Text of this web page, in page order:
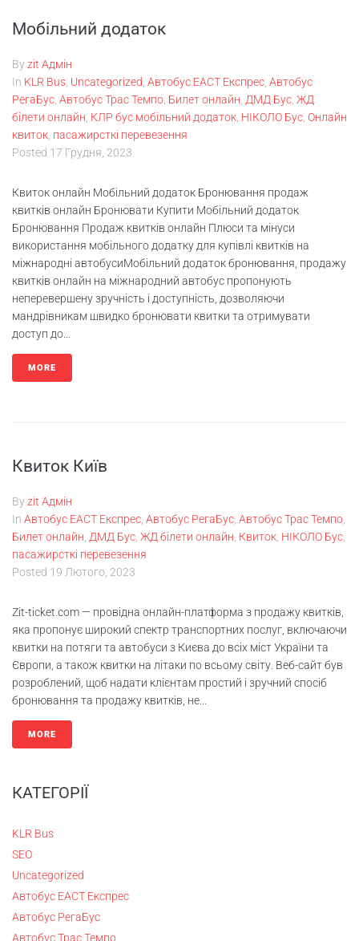
Мобільний додаток
Byzit Адмін
In KLR Bus Uncategorized Автобус ЕАСТ Експрес Автобус
РегаБус Автобус Трас Темпо Билет онлайн ДМД Бус ЖД
білети онлайн КЛР бус мобільний додаток НІКОЛО Бус Онлайн
квиток пасажирсткі перевезення
Posted 17 Грудня, 2023
Квиток онлайн Мобільний додаток Бронювання продаж
квитків онлайн Бронювати Купити Мобільний додаток
Бронювання Продаж квитків онлайн Плюси та мінуси
використання мобільного додатку для купівлі квитків на
міжнародні автобусиМобільний додаток бронювання, продажу
квитків онлайн на міжнародний автобус пропонують
неперевершену зручність і доступність, дозволяючи
мандрівникам швидко бронювати квитки та отримувати
доступ до...
MORE
Квиток Київ
Byzit Адмін
In Автобус ЕАСТ Експрес Автобус РегаБус Автобус Трас Темпо
Билет онлайн ДМД Бус ЖД білети онлайн Квиток НІКОЛО Бус
пасажирсткі перевезення
Posted 19 Лютого, 2023
Zit-ticket.com — провідна онлайн-платформа з продажу квитків,
яка пропонує широкий спектр транспортних послуг, включаючи
квитки на потяги та автобуси з Києва до всіх міст України та
Європи, а також квитки на літаки по всьому світу. Веб-сайт був
розроблений, щоб надати клієнтам простий і зручний спосіб
бронювання та продажу квитків, не...
MORE
КАТЕГОРІЇ
KLR Bus
SEO
Uncategorized
Автобус ЕАСТ Експрес
Автобус РегаБус
Автобус Трас Темпо